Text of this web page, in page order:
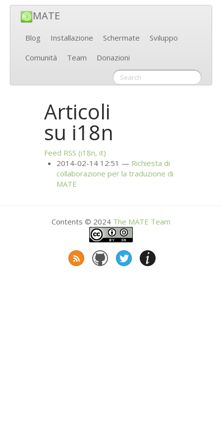
MATE
Blog Installazione Schermate
Sviluppo
Comunità
Team Donazioni
Articoli
su i18n
Feed RSS (i18n, it)
2014-02-14 12:51
Richiesta di
collaborazione per la traduzione di
MATE
Contents © 2024 The MATE Team